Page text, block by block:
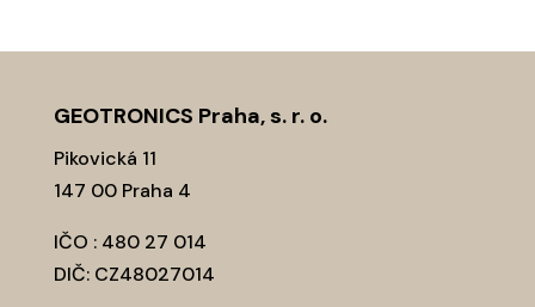
GEOTRONICS Praha, s. r. o.
Pikovická 11
147 00 Praha 4
IČO : 480 27 014
DIČ: CZ48027014